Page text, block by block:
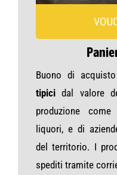
Buono di
tipicidal valore
produzione
liquori, e di
del territorio. I
spediti tramite